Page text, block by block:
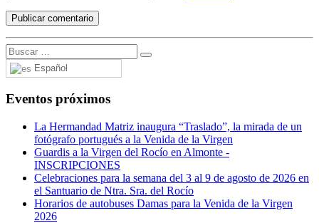
Español
Eventos próximos
La Hermandad Matriz inaugura “Traslado”, la mirada de un
fotógrafo portugués a la Venida de la Virgen
Guardis a la Virgen del Rocío en Almonte -
INSCRIPCIONES
Celebraciones para la semana del 3 al 9 de agosto de 2026 en
el Santuario de Ntra. Sra. del Rocío
Horarios de autobuses Damas para la Venida de la Virgen
2026